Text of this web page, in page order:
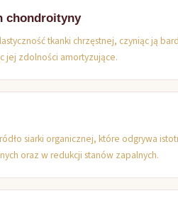
chondroityny
tkanki chrzęstnej, czyniąc ją
jej zdolności amortyzujące.
siarki organicznej, które odgrywa
oraz w redukcji stanów zapalnych.